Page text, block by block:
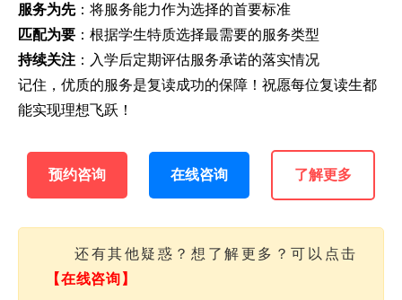
服务为先：将服务能力作为选择的首要标准
匹配为要 ：根据学生特质选择最需要的服务类型
持续关注 ：入学后定期评估服务承诺的落实情况
记住，优质的服务是复读成功的保障！祝愿每位复读生都
能实现理想飞跃！
预约咨询 在线咨询 了解更多
还有其他疑惑？想了解更多？可以点击
【在线咨询】